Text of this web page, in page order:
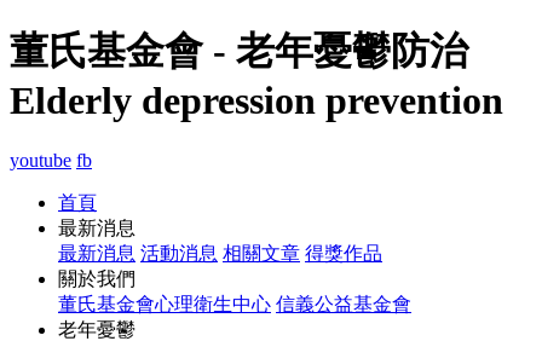
董氏基金會 - 老年憂鬱防治
Elderly depression prevention
youtube fb
首頁
最新消息
最新消息 活動消息 相關文章 得獎作品
關於我們
董氏基金會心理衛生中心 信義公益基金會
老年憂鬱